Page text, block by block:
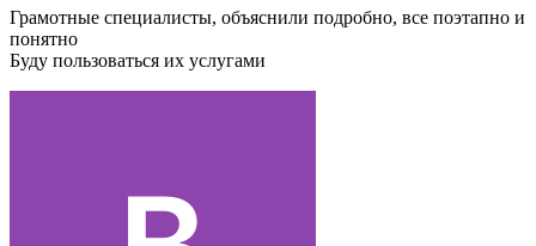
Грамотные специалисты, объяснили подробно, все поэтапно и
понятно
Буду пользоваться их услугами